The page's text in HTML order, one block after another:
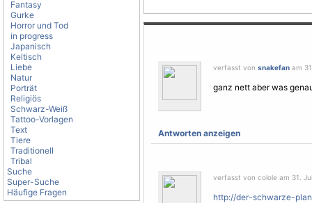
Fantasy
Gurke
Horror und Tod
in progress
Japanisch
Keltisch
Liebe
Natur
Porträt
Religiös
Schwarz-Weiß
Tattoo-Vorlagen
Text
Tiere
Traditionell
Tribal
Suche
Super-Suche
Häufige Fragen
verfasst von snakefan am
ganz nett aber was
Antworten anzeigen
verfasst von colole am 31.
http://der-schwarze-